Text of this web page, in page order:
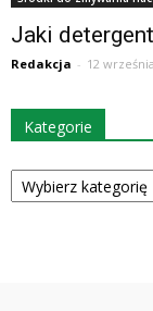
Jaki
Redakcja - 12
Kategorie
Kategorie